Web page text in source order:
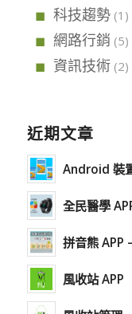
科技趨勢(1)
網路行銷 (5)
資訊技術(2)
近期文章
Android 裝
全民醫學
拼音熊 APP
風收站 APP